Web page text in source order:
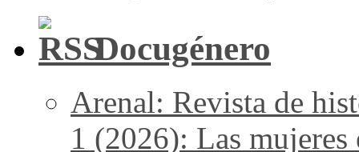
Docugénero
Arenal: Revista de
1 (2026): Las